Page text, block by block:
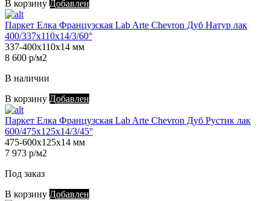
В корзину Добавлен
Паркет Елка Французская Lab Arte Chevron Дуб Натур лак
400/337х110х14/3/60°
337-400х110х14 мм
8 600 р/м2
В наличии
В корзину Добавлен
Паркет Елка Французская Lab Arte Chevron Дуб Рустик лак
600/475х125х14/3/45°
475-600х125х14 мм
7 973 р/м2
Под заказ
В корзину Добавлен